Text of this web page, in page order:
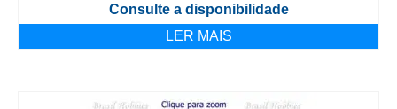
Consulte a disponibilidade
LER MAIS